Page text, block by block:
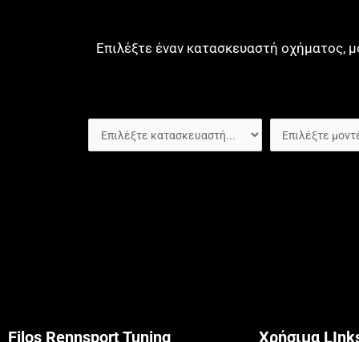
Επιλέξτε έναν κατασκευαστή οχήματος,
Filos Rennsport Tuning Χρήσιμα